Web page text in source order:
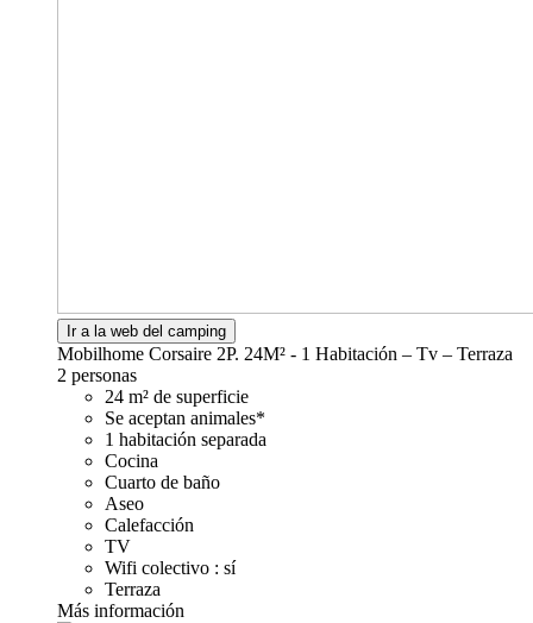
Ir a la web del camping
Mobilhome Corsaire 2P. 24M² - 1 Habitación – Tv – Terraza
2 personas
24 m² de superficie
Se aceptan animales*
1 habitación separada
Cocina
Cuarto de baño
Aseo
Calefacción
TV
Wifi colectivo : sí
Terraza
Más información